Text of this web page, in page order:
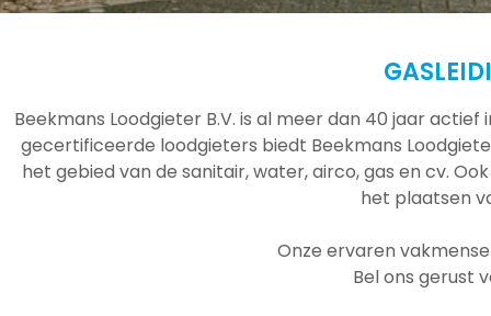
Beekmans Loodgieter B.V. is al meer dan 40 jaar
gecertificeerde loodgieters biedt Beekmans
het gebied van de sanitair, water, airco, gas en cv.
het plaatsen
Onze ervaren
Bel ons gerust